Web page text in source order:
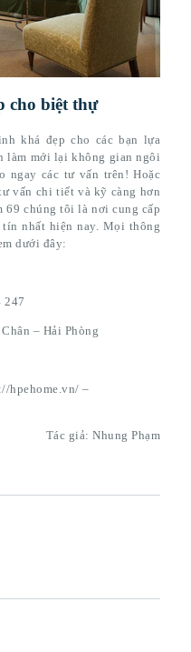
cho biệt thự
khá đẹp cho các bạn lựa
làm mới lại không gian ngôi
ngay các tư vấn trên! Hoặc
vấn chi tiết và kỹ càng hơn
69 chúng tôi là nơi cung cấp
tín nhất hiện nay. Mọi thông
dưới đây:
247
– Hải Phòng
hpehome.vn/ –
Tác giả: Nhung Phạm